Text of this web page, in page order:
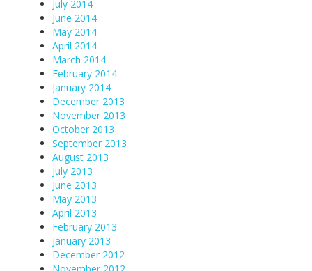
July 2014
June 2014
May 2014
April 2014
March 2014
February 2014
January 2014
December 2013
November 2013
October 2013
September 2013
August 2013
July 2013
June 2013
May 2013
April 2013
February 2013
January 2013
December 2012